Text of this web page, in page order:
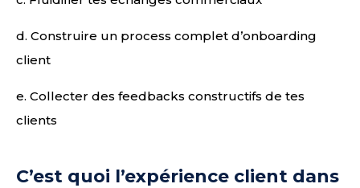
d. Construire un process complet d’onboarding
client
e. Collecter des feedbacks constructifs de tes
clients
C’est quoi l’expérience client dans